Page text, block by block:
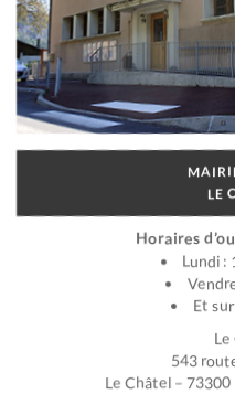
LE
Horaires
Lundi :
Et
543
Le Châtel –